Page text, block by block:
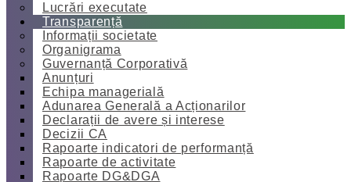
Lucrări executate
Transparență
Informații societate
Organigrama
Guvernanță Corporativă
Anunțuri
Echipa managerială
Adunarea Generală a Acționarilor
Declarații de avere și interese
Decizii CA
Rapoarte indicatori de performanță
Rapoarte de activitate
Rapoarte DG&DGA